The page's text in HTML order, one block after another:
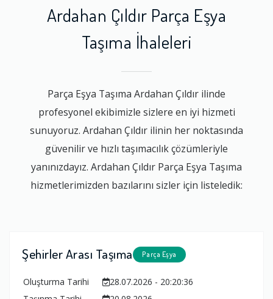
Ardahan Çıldır Parça Eşya
Taşıma İhaleleri
Parça Eşya Taşıma Ardahan Çıldır ilinde
profesyonel ekibimizle sizlere en iyi hizmeti
sunuyoruz. Ardahan Çıldır ilinin her noktasında
güvenilir ve hızlı taşımacılık çözümleriyle
yanınızdayız. Ardahan Çıldır Parça Eşya Taşıma
hizmetlerimizden bazılarını sizler için listeledik:
Şehirler Arası Taşıma Parça Eşya
Oluşturma Tarihi
28.07.2026 - 20:20:36